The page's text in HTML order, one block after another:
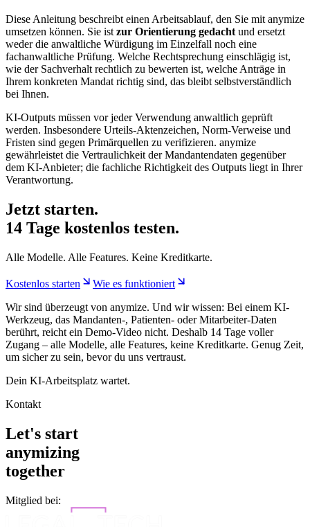
Diese Anleitung beschreibt einen Arbeitsablauf, den Sie mit anymize
umsetzen können. Sie ist zur Orientierung gedacht und ersetzt
weder die anwaltliche Würdigung im Einzelfall noch eine
fachanwaltliche Prüfung. Welche Rechtsprechung einschlägig ist,
wie der Sachverhalt rechtlich zu bewerten ist, welche Anträge in
Ihrem konkreten Mandat richtig sind, das bleibt selbstverständlich
bei Ihnen.
KI-Outputs müssen vor jeder Verwendung anwaltlich geprüft
werden. Insbesondere Urteils-Aktenzeichen, Norm-Verweise und
Fristen sind gegen Primärquellen zu verifizieren. anymize
gewährleistet die Vertraulichkeit der Mandantendaten gegenüber
dem KI-Anbieter; die fachliche Richtigkeit des Outputs liegt in Ihrer
Verantwortung.
Jetzt starten.
14 Tage kostenlos testen.
Alle Modelle. Alle Features. Keine Kreditkarte.
Kostenlos starten
Wie es funktioniert
Wir sind überzeugt von anymize. Und wir wissen: Bei einem KI-
Werkzeug, das Mandanten-, Patienten- oder Mitarbeiter-Daten
berührt, reicht ein Demo-Video nicht. Deshalb 14 Tage voller
Zugang – alle Modelle, alle Features, keine Kreditkarte. Genug Zeit,
um sicher zu sein, bevor du uns vertraust.
Dein KI-Arbeitsplatz wartet.
Kontakt
Let's start
anymizing
together
Mitglied bei: